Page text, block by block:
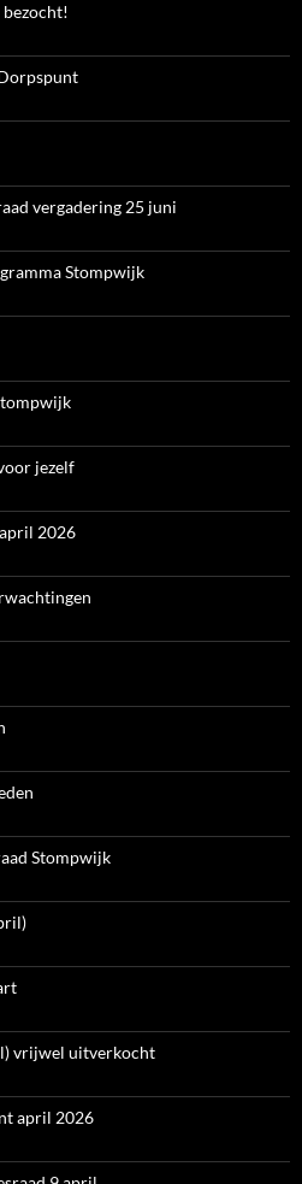
bezocht!
vergadering 25 juni
Stompwijk
jezelf
2026
Stompwijk
vrijwel uitverkocht
april 2026